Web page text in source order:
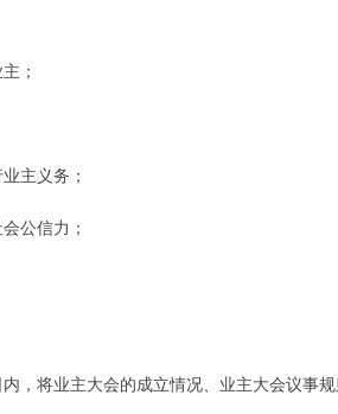
；
主义务；
公信力；
将业主大会的成立情况、业主大会议事